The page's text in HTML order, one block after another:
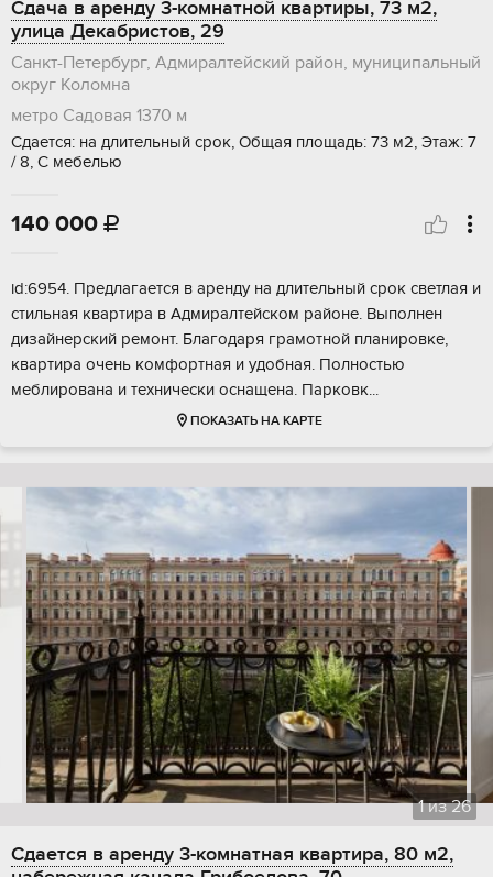
Сдача в аренду 3-комнатной квартиры, 73 м2,
улица Декабристов, 29
Санкт-Петербург, Адмиралтейский район, муниципальный
округ Коломна
метро Садовая 1370 м
Сдается: на длительный срок, Общая площадь: 73 м2, Этаж: 7
/ 8, С мебелью
140 000 
id:6954. Предлагается в аренду на длительный срок светлая и
стильная квартира в Адмиралтейском районе. Выполнен
дизайнерский ремонт. Благодаря грамотной планировке,
квартира очень комфортная и удобная. Полностью
меблирована и технически оснащена. Парковк...
ПОКАЗАТЬ НА КАРТЕ
1из26
Сдается в аренду 3-комнатная квартира, 80 м2,